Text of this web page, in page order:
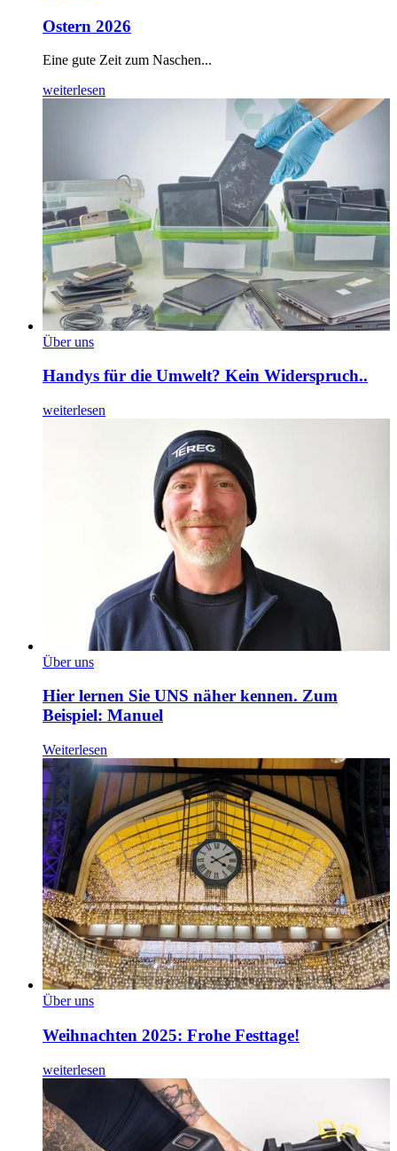
Ostern 2026
Eine gute Zeit zum Naschen...
weiterlesen
Über uns
Handys für die Umwelt? Kein Widerspruch..
weiterlesen
Über uns
Hier lernen Sie UNS näher kennen. Zum
Beispiel: Manuel
Weiterlesen
Über uns
Weihnachten 2025: Frohe Festtage!
weiterlesen